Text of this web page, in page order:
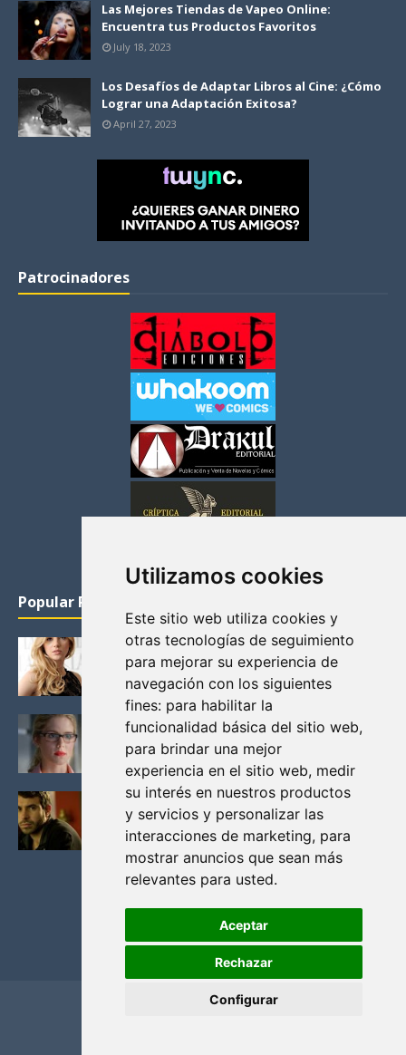
Utilizamos cookies
Este sitio web utiliza cookies y
otras tecnologías de seguimiento
para mejorar su experiencia de
navegación con los siguientes
fines: para habilitar la
funcionalidad básica del sitio web,
para brindar una mejor
experiencia en el sitio web, medir
su interés en nuestros productos
y servicios y personalizar las
interacciones de marketing, para
mostrar anuncios que sean más
relevantes para usted.
Aceptar
Rechazar
Configurar
Las Mejores Tiendas de Vapeo Online:
Encuentra tus Productos Favoritos
July 18, 2023
Los Desafíos de Adaptar Libros al Cine: ¿Cómo
Lograr una Adaptación Exitosa?
April 27, 2023
Patrocinadores
Popular Posts
KATHERYN WINNICK: LA ACTRIZ MAS GUAPA DE
VIKINGOS
Junio 14, 2013
FELICITY (EMILY BETT RICKARDS), LAS FOTOS
MAS BONITAS DE LA ALIADA DE ARROW
Noviembre 30, 2013
BLACK MIRROR: TODA TU HISTORIA. EPISODIO 3.
LA CRITICA
Mayo 17, 2012
Privacidad y cookies
Contacto